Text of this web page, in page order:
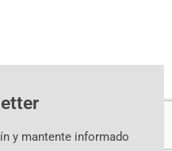
y mantente informado